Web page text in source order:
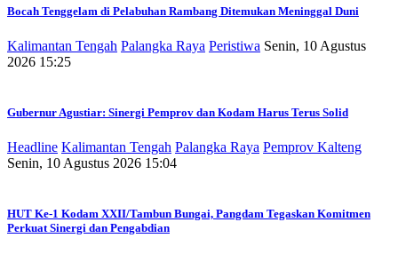
Bocah Tenggelam di Pelabuhan Rambang Ditemukan Meninggal Duni
Kalimantan Tengah Palangka Raya Peristiwa Senin, 10 Agustus
2026 15:25
Gubernur Agustiar: Sinergi Pemprov dan Kodam Harus Terus Solid
Headline Kalimantan Tengah Palangka Raya Pemprov Kalteng
Senin, 10 Agustus 2026 15:04
HUT Ke-1 Kodam XXII/Tambun Bungai, Pangdam Tegaskan Komitmen
Perkuat Sinergi dan Pengabdian